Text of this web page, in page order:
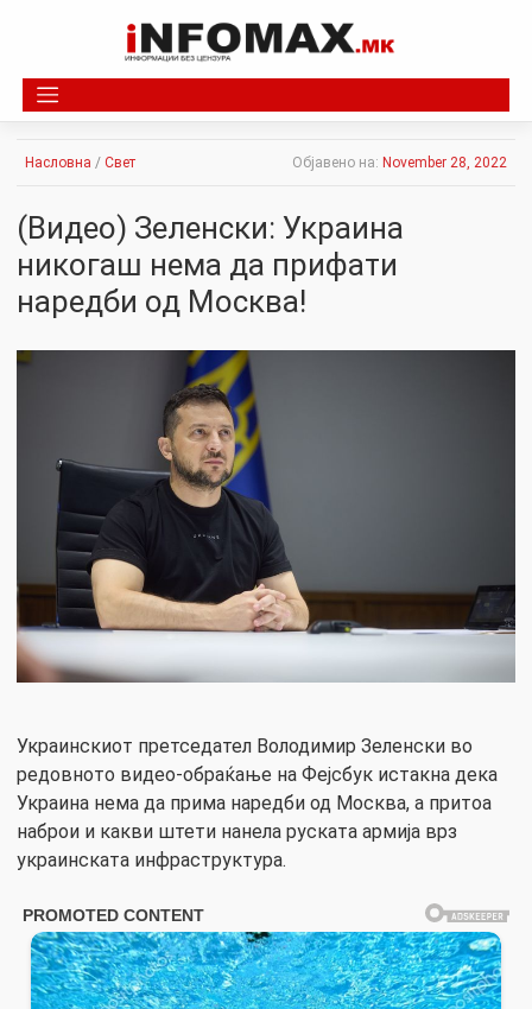
Насловна / Свет Објавено на: November 28, 2022
(Видео) Зеленски: Украина
никогаш нема да прифати
наредби од Москва!
Украинскиот претседател Володимир Зеленски во
редовното видео-обраќање на Фејсбук истакна дека
Украина нема да прима наредби од Москва, а притоа
наброи и какви штети нанела руската армија врз
украинската инфраструктура.